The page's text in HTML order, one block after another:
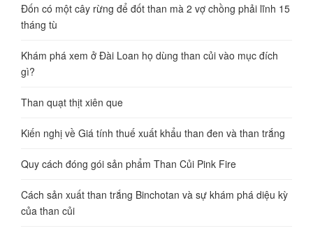
Đốn có một cây rừng để đốt than mà 2 vợ chồng phải lĩnh 15
tháng tù
Khám phá xem ở Đài Loan họ dùng than củi vào mục đích
gì?
Than quạt thịt xiên que
Kiến nghị về Giá tính thuế xuất khẩu than đen và than trắng
Quy cách đóng gói sản phẩm Than Củi Pink Fire
Cách sản xuất than trắng Binchotan và sự khám phá diệu kỳ
của than củi